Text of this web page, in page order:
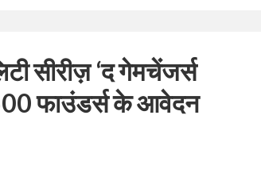
सीरीज़ ‘द गेमचेंजर्स
फाउंडर्स के आवेदन